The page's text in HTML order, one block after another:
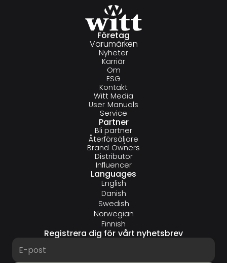
Företag
Varumärken
Nyheter
Karriär
Om
ESG
Kontakt
Witt Media
User Manuals
Service
Partner
Bli partner
Återförsäljare
Brand Owners
Distributör
Influencer
Languages
English
Danish
Swedish
Norwegian
Finnish
Registrera dig för vårt nyhetsbrev